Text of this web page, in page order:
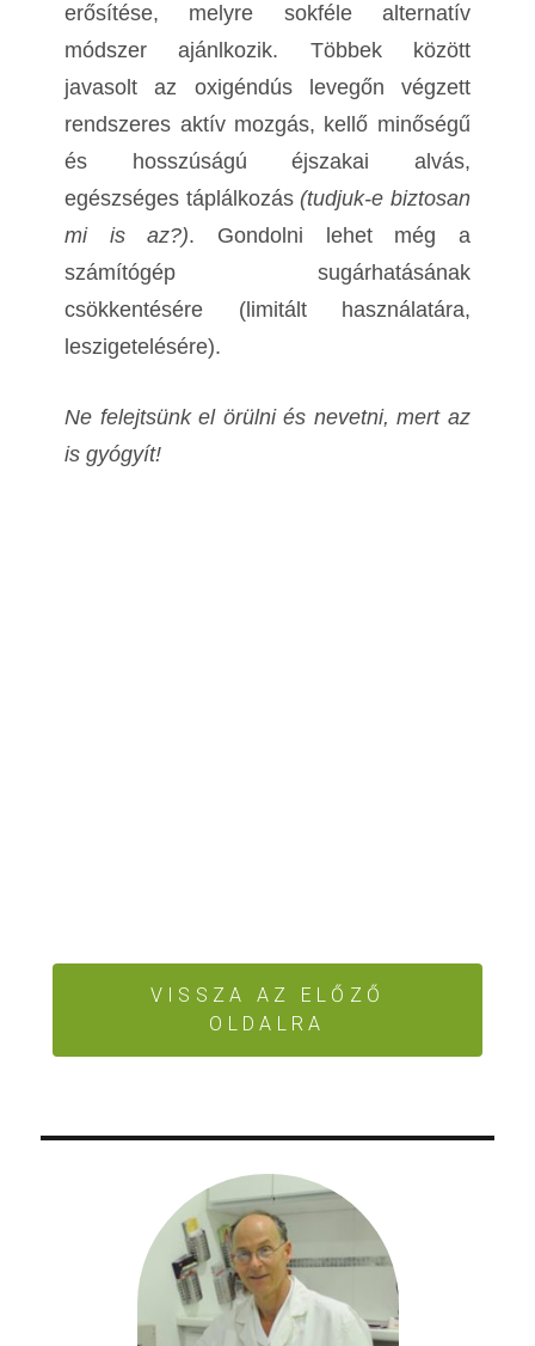
erősítése, melyre sokféle alternatív
módszer ajánlkozik. Többek között
javasolt az oxigéndús levegőn végzett
rendszeres aktív mozgás, kellő minőségű
és hosszúságú éjszakai alvás,
egészséges táplálkozás(tudjuk-e biztosan
mi is az?). Gondolni lehet még a
számítógép sugárhatásának
csökkentésére (limitált használatára,
leszigetelésére).
Ne felejtsünk el örülni és nevetni, mert az
is gyógyít!
VISSZA AZ ELŐZŐ
OLDALRA